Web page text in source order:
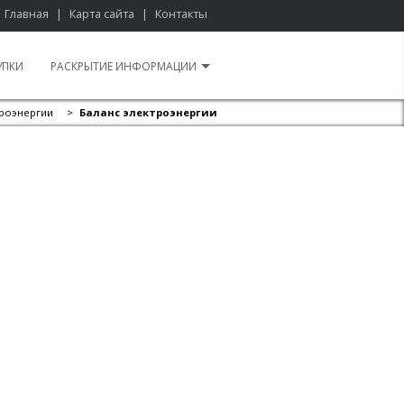
Главная | Карта сайта | Контакты
РАСКРЫТИЕ ИНФОРМАЦИИ
> Баланс электроэнергии